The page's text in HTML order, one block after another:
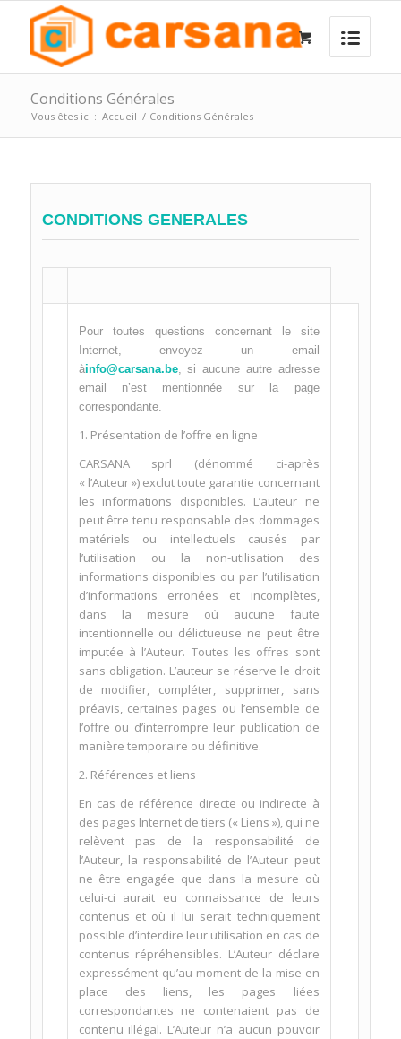
Conditions Générales
Vous êtes ici : Accueil / Conditions Générales
CONDITIONS GENERALES
Pour toutes questions concernant le site
Internet, envoyez un email
àinfo@carsana.be, si aucune autre adresse
email n’est mentionnée sur la page
correspondante.
1. Présentation de l’offre en ligne
CARSANA sprl (dénommé ci-après
« l’Auteur ») exclut toute garantie concernant
les informations disponibles. L’auteur ne
peut être tenu responsable des dommages
matériels ou intellectuels causés par
l’utilisation ou la non-utilisation des
informations disponibles ou par l’utilisation
d’informations erronées et incomplètes,
dans la mesure où aucune faute
intentionnelle ou délictueuse ne peut être
imputée à l’Auteur. Toutes les offres sont
sans obligation. L’auteur se réserve le droit
de modifier, compléter, supprimer, sans
préavis, certaines pages ou l’ensemble de
l’offre ou d’interrompre leur publication de
manière temporaire ou définitive.
2. Références et liens
En cas de référence directe ou indirecte à
des pages Internet de tiers (« Liens »), qui ne
relèvent pas de la responsabilité de
l’Auteur, la responsabilité de l’Auteur peut
ne être engagée que dans la mesure où
celui-ci aurait eu connaissance de leurs
contenus et où il lui serait techniquement
possible d’interdire leur utilisation en cas de
contenus répréhensibles. L’Auteur déclare
expressément qu’au moment de la mise en
place des liens, les pages liées
correspondantes ne contenaient pas de
contenu illégal. L’Auteur n’a aucun pouvoir